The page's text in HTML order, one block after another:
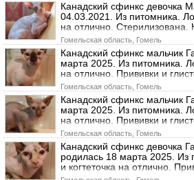
Канадский сфинкс девочка
04.03.2021. Из питомника.
на отлично. Стерилизована.
Гомельская область, Гомель
Канадский сфинкс мальчик
марта 2025. Из питомника.
на отлично. Прививки и
Гомельская область, Гомель
Канадский сфинкс мальчик
марта 2025. Из питомника.
на отлично. Прививки и
Гомельская область, Гомель
Канадский сфинкс девочка
родилась 18 марта 2025. Из
и когтеточка на отлично.